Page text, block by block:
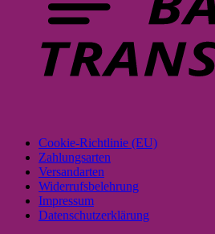
Cookie-Richtlinie (EU)
Zahlungsarten
Versandarten
Widerrufsbelehrung
Impressum
Datenschutzerklärung